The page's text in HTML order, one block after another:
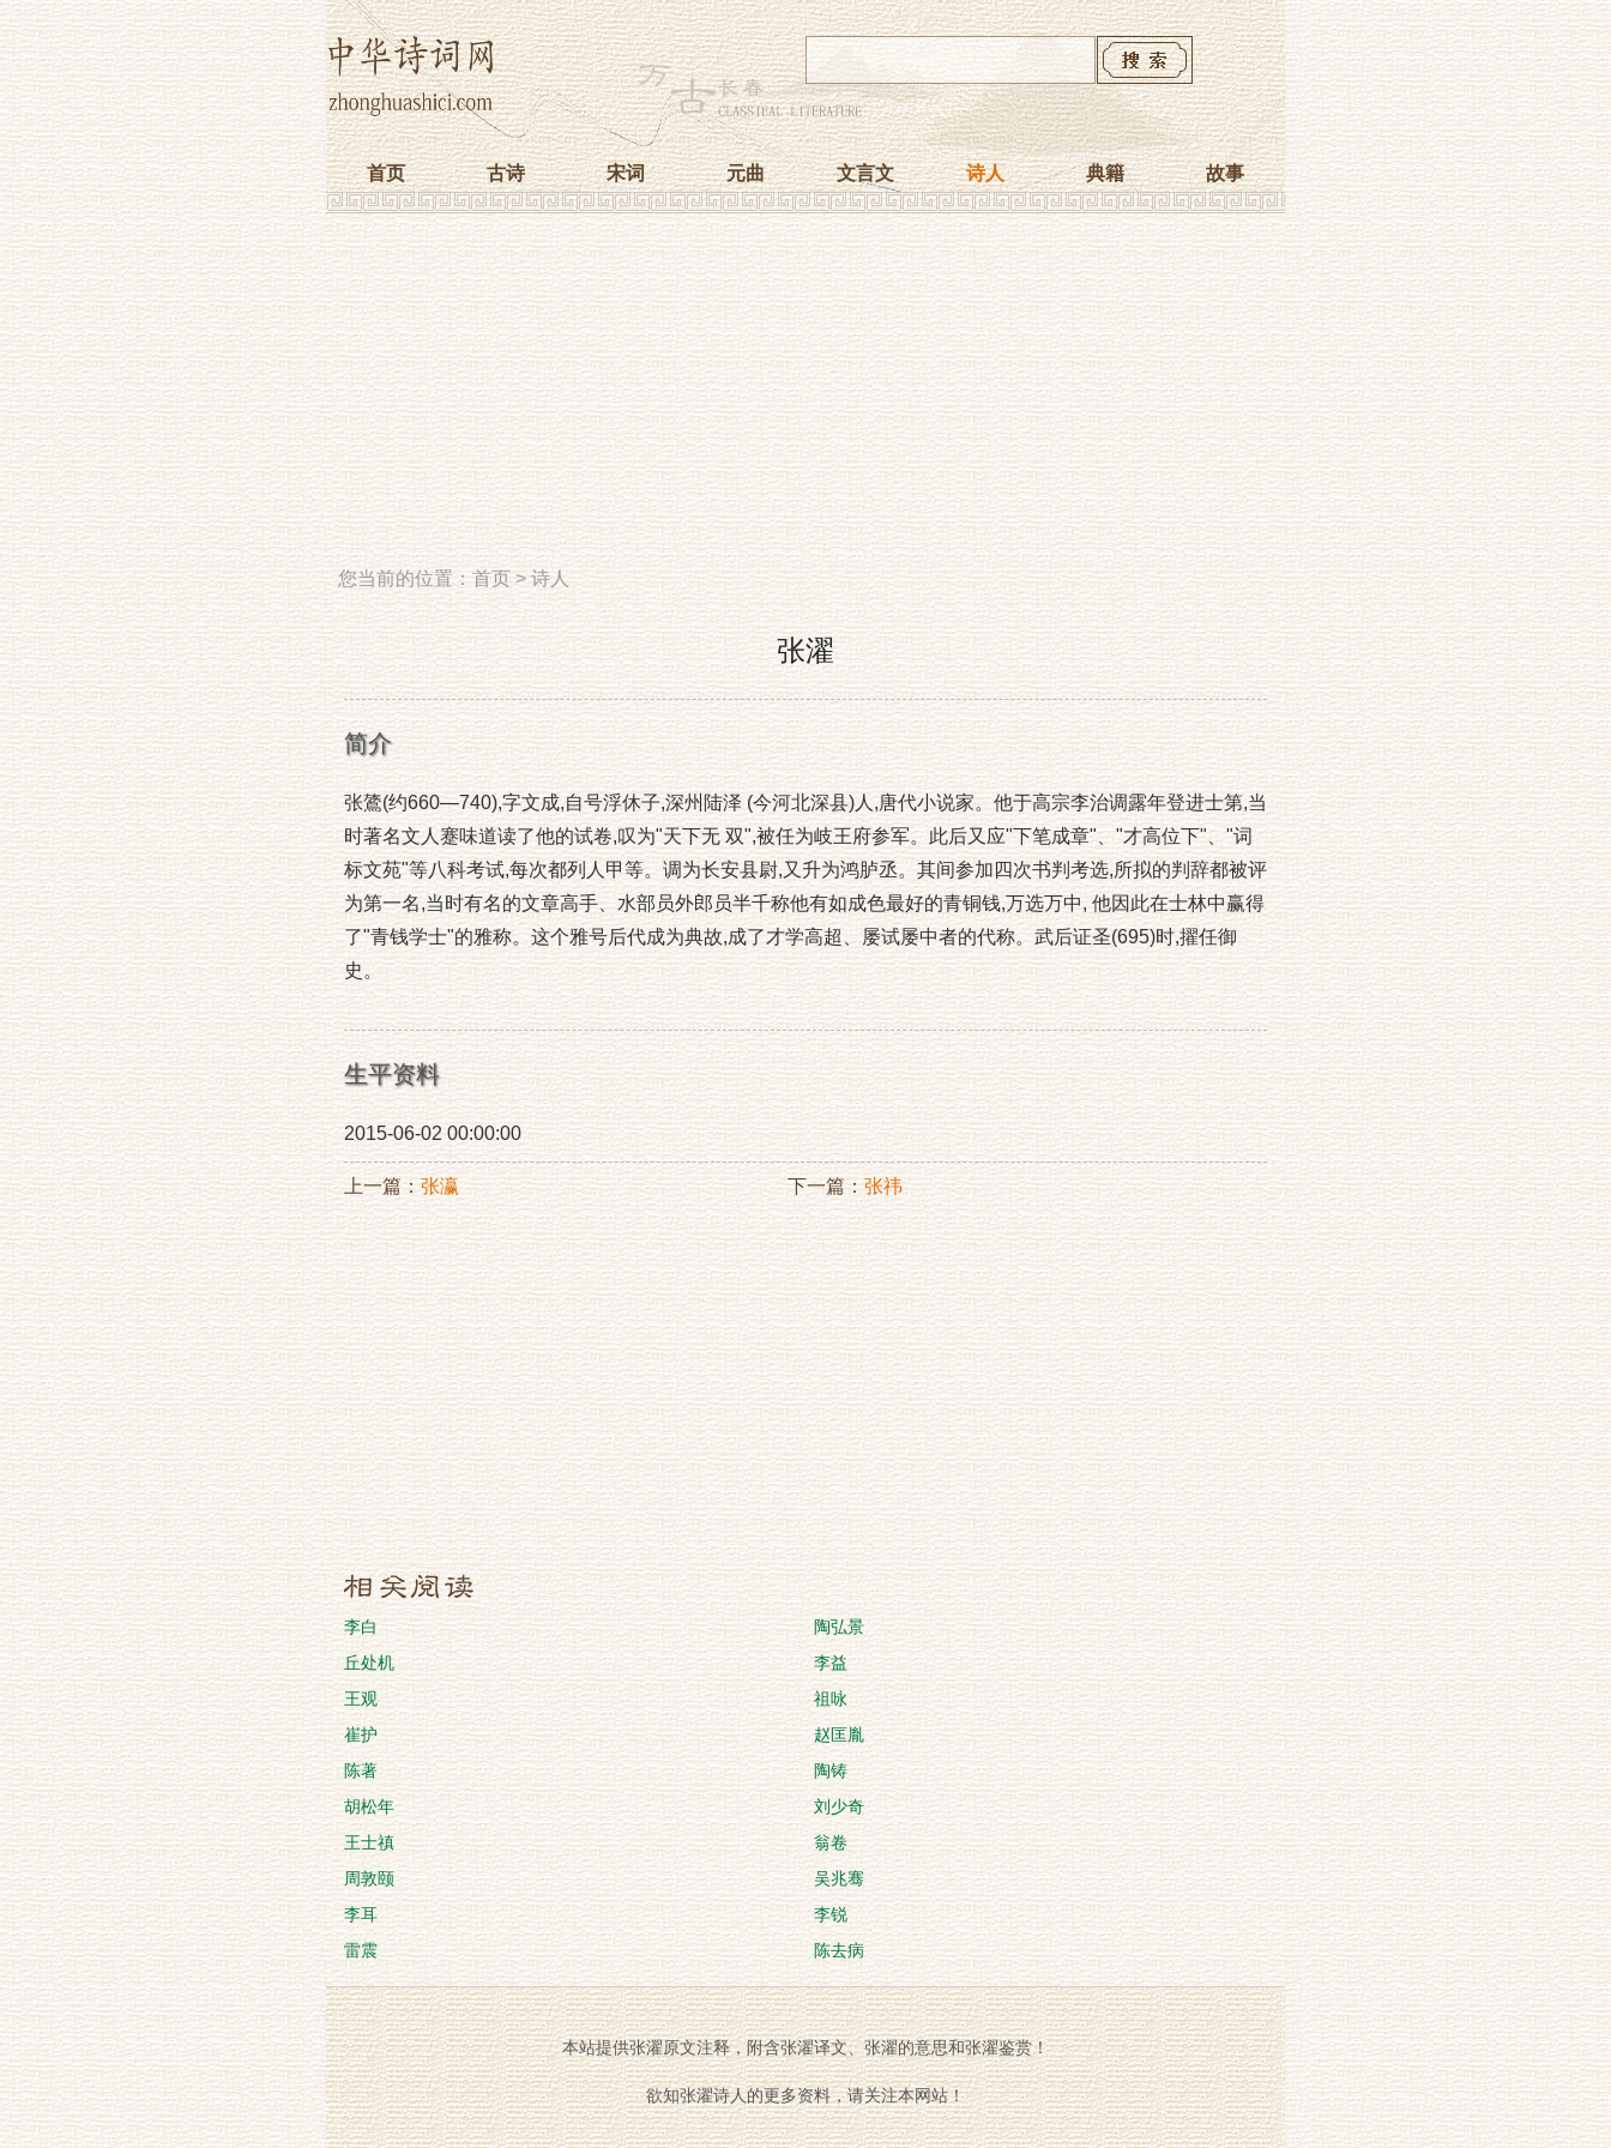
首页 古诗 宋词 元曲 文言文 诗人 典籍 故事
您当前的位置：首页>诗人
张濯
简介
张鷟(约660—740),字文成,自号浮休子,深州陆泽 (今河北深县)人,唐代小说家。他于高宗李治调露年登进士第,当
时著名文人蹇味道读了他的试卷,叹为"天下无 双",被任为岐王府参军。此后又应"下笔成章"、"才高位下"、"词
标文苑"等八科考试,每次都列人甲等。调为长安县尉,又升为鸿胪丞。其间参加四次书判考选,所拟的判辞都被评
为第一名,当时有名的文章高手、水部员外郎员半千称他有如成色最好的青铜钱,万选万中, 他因此在士林中赢得
了"青钱学士"的雅称。这个雅号后代成为典故,成了才学高超、屡试屡中者的代称。武后证圣(695)时,擢任御
史。
生平资料
2015-06-02 00:00:00
上一篇：张瀛 下一篇：张祎
李白
陶弘景
丘处机
李益
王观
祖咏
崔护
赵匡胤
陈著
陶铸
胡松年
刘少奇
王士禛
翁卷
周敦颐
吴兆骞
李耳
李锐
雷震
陈去病
本站提供张濯原文注释，附含张濯译文、张濯的意思和张濯鉴赏！
欲知张濯诗人的更多资料，请关注本网站！